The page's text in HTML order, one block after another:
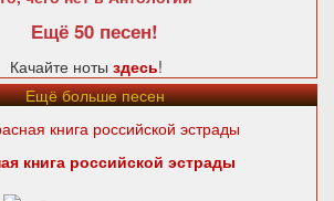
Ещё 50 песен!
Качайте ноты здесь!
Ещё больше песен
книга российской эстрады